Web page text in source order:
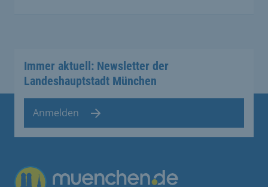
Immer aktuell: Newsletter der
Landeshauptstadt München
Anmelden
Übergreifende Links